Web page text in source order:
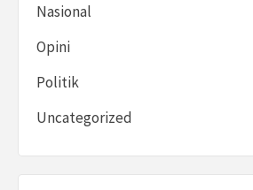
Nasional
Opini
Politik
Uncategorized